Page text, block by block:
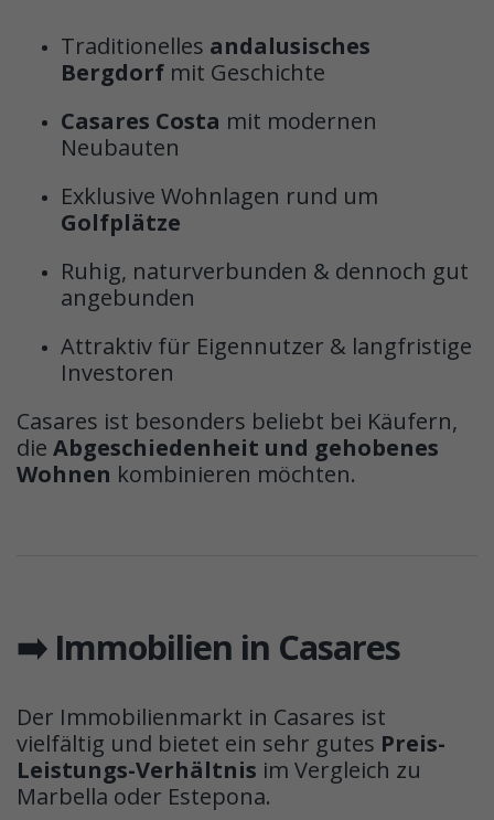
Traditionelles andalusisches
Bergdorf mit Geschichte
Casares Costa mit modernen
Neubauten
Exklusive Wohnlagen rund um
Golfplätze
Ruhig, naturverbunden & dennoch gut
angebunden
Attraktiv für Eigennutzer & langfristige
Investoren
Casares ist besonders beliebt bei Käufern,
die Abgeschiedenheit und gehobenes
Wohnen kombinieren möchten.
➡️ Immobilien in Casares
Der Immobilienmarkt in Casares ist
vielfältig und bietet ein sehr gutes Preis-
Leistungs-Verhältnis im Vergleich zu
Marbella oder Estepona.